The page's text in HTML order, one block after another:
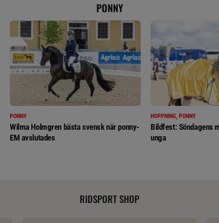
PONNY
PONNY
Wilma Holmgren bästa svensk när ponny-
EM avslutades
HOPPNING, PONNY
Bildfest: Söndagens
unga
RIDSPORT SHOP